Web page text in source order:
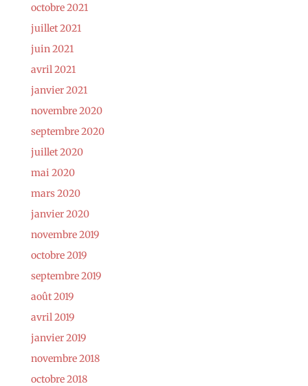
octobre 2021
juillet 2021
juin 2021
avril 2021
janvier 2021
novembre 2020
septembre 2020
juillet 2020
mai 2020
mars 2020
janvier 2020
novembre 2019
octobre 2019
septembre 2019
août 2019
avril 2019
janvier 2019
novembre 2018
octobre 2018